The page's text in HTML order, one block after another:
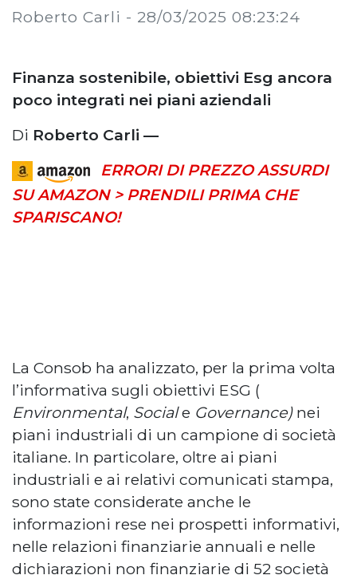
Roberto Carli - 28/03/2025 08:23:24
Finanza sostenibile, obiettivi Esg ancora
poco integrati nei piani aziendali
Di Roberto Carli —
ERRORI DI PREZZO ASSURDI
SU AMAZON > PRENDILI PRIMA CHE
SPARISCANO!
La Consob ha analizzato, per la prima volta
l’informativa sugli obiettivi ESG (
Environmental, Sociale Governance)nei
piani industriali di un campione di società
italiane. In particolare, oltre ai piani
industriali e ai relativi comunicati stampa,
sono state considerate anche le
informazioni rese nei prospetti informativi,
nelle relazioni finanziarie annuali e nelle
dichiarazioni non finanziarie di 52 società